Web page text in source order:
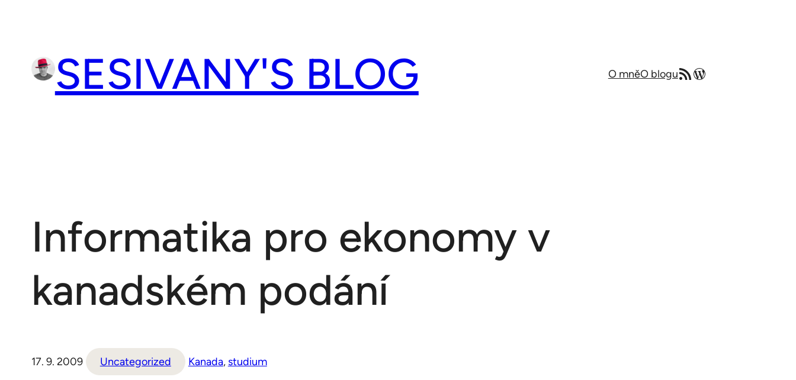
SESIVANY'S BLOG O mněO bloguRSS zdrojMůj blog v angličtině
Informatika pro ekonomy v
kanadském podání
17. 9. 2009 Uncategorized Kanada, studium